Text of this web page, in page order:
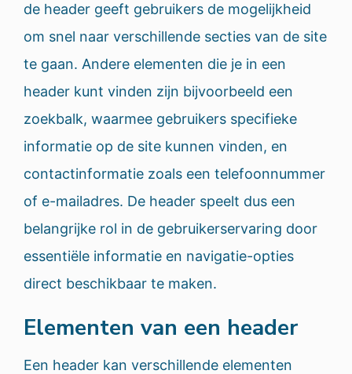
de header geeft gebruikers de mogelijkheid
om snel naar verschillende secties van de site
te gaan. Andere elementen die je in een
header kunt vinden zijn bijvoorbeeld een
zoekbalk, waarmee gebruikers specifieke
informatie op de site kunnen vinden, en
contactinformatie zoals een telefoonnummer
of e-mailadres. De header speelt dus een
belangrijke rol in de gebruikerservaring door
essentiële informatie en navigatie-opties
direct beschikbaar te maken.
Elementen van een header
Een header kan verschillende elementen